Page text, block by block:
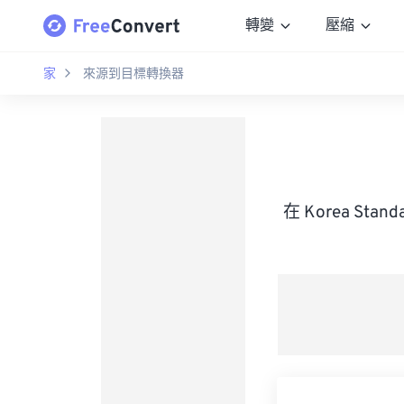
轉變 壓縮
家 來源到目標轉換器
在 Korea